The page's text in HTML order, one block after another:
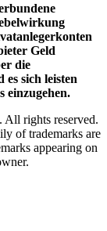
Geld
die
sich leisten
einzugehen.
rights reserved.
of trademarks are
appearing on